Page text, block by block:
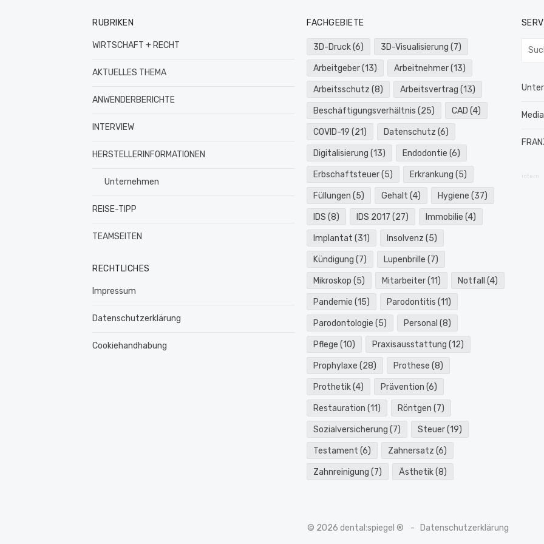
RUBRIKEN
WIRTSCHAFT + RECHT
AKTUELLES THEMA
ANWENDERBERICHTE
INTERVIEW
HERSTELLERINFORMATIONEN
Unternehmen
REISE-TIPP
TEAMSEITEN
RECHTLICHES
Impressum
Datenschutzerklärung
Cookiehandhabung
FACHGEBIETE
3D-Druck(6) 3D-Visualisierung (7)
Arbeitgeber(13) Arbeitnehmer(13)
Arbeitsschutz (8) Arbeitsvertrag (13)
Beschäftigungsverhältnis (25) CAD (4)
COVID-19 (21) Datenschutz (6)
Digitalisierung (13) Endodontie (6)
Erbschaftsteuer(5) Erkrankung (5)
Füllungen (5) Gehalt (4) Hygiene (37)
IDS (8) IDS 2017 (27) Immobilie (4)
Implantat (31) Insolvenz (5)
Kündigung (7) Lupenbrille (7)
Mikroskop (5) Mitarbeiter(11) Notfall (4)
Pandemie (15) Parodontitis (11)
Parodontologie (5) Personal (8)
Pflege (10) Praxisausstattung (12)
Prophylaxe (28) Prothese (8)
Prothetik(4) Prävention (6)
Restauration (11) Röntgen (7)
Sozialversicherung (7) Steuer(19)
Testament (6) Zahnersatz (6)
Zahnreinigung (7) Ästhetik(8)
intern
© 2026 dental:spiegel ® Datenschutzerklärung